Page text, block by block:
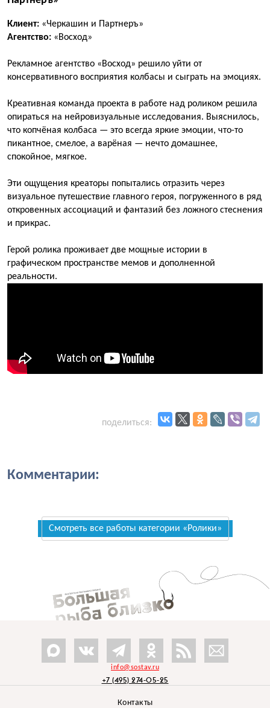
Клиент: «Черкашин и Партнеръ»
Агентство: «Восход»
Рекламное агентство «Восход» решило уйти от
консервативного восприятия колбасы и сыграть на эмоциях.
Креативная команда проекта в работе над роликом решила
опираться на нейровизуальные исследования. Выяснилось,
что копчёная колбаса — это всегда яркие эмоции, что-то
пикантное, смелое, а варёная — нечто домашнее,
спокойное, мягкое.
Эти ощущения креаторы попытались отразить через
визуальное путешествие главного героя, погруженного в ряд
откровенных ассоциаций и фантазий без ложного стеснения
и прикрас.
Герой ролика проживает две мощные истории в
графическом пространстве мемов и дополненной
реальности.
поделиться:
Комментарии:
Смотреть все работы категории «Ролики»
info@sostav.ru
+7 (495) 274-05-25
Контакты